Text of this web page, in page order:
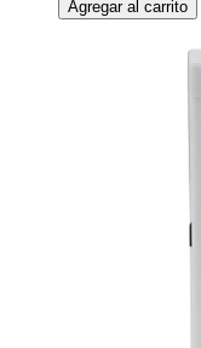
Agregar al carrito